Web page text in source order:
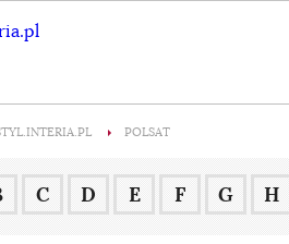
POLSAT
C D E F G H